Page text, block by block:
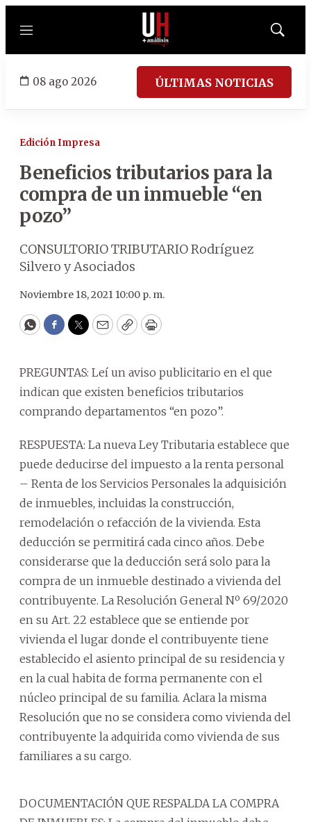
Menú
Mostrar
08 ago 2026 ÚLTIMAS NOTICIAS
Edición Impresa
Beneficios tributarios para la
compra de un inmueble “en
pozo”
CONSULTORIO TRIBUTARIO Rodríguez
Silvero y Asociados
Noviembre 18, 2021 10:00 p. m.
WhatsApp
Facebook
Twitter
EmailCopyPrint
PREGUNTAS: Leí un aviso publicitario en el que
indican que existen beneficios tributarios
comprando departamentos “en pozo”.
RESPUESTA: La nueva Ley Tributaria establece que
puede deducirse del impuesto a la renta personal
– Renta de los Servicios Personales la adquisición
de inmuebles, incluidas la construcción,
remodelación o refacción de la vivienda. Esta
deducción se permitirá cada cinco años. Debe
considerarse que la deducción será solo para la
compra de un inmueble destinado a vivienda del
contribuyente. La Resolución General Nº 69/2020
en su Art. 22 establece que se entiende por
vivienda el lugar donde el contribuyente tiene
establecido el asiento principal de su residencia y
en la cual habita de forma permanente con el
núcleo principal de su familia. Aclara la misma
Resolución que no se considera como vivienda del
contribuyente la adquirida como vivienda de sus
familiares a su cargo.
DOCUMENTACIÓN QUE RESPALDA LA COMPRA